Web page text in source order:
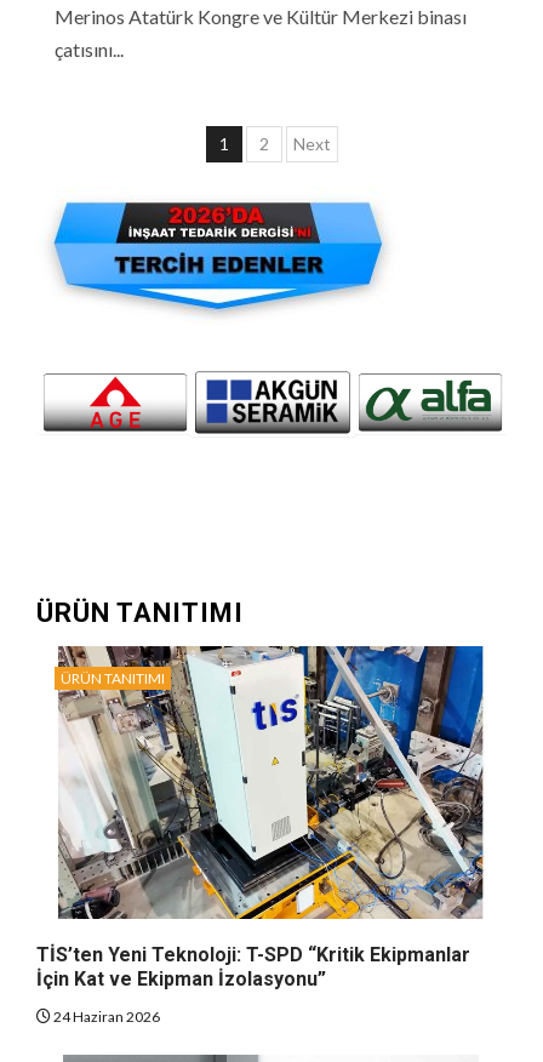
Merinos Atatürk Kongre ve Kültür Merkezi binası
çatısını...
Yazı
1 2 Next
ÜRÜN TANITIMI
ÜRÜN TANITIMI
TİS’ten Yeni Teknoloji: T-SPD “Kritik Ekipmanlar
İçin Kat ve Ekipman İzolasyonu”
24 Haziran 2026